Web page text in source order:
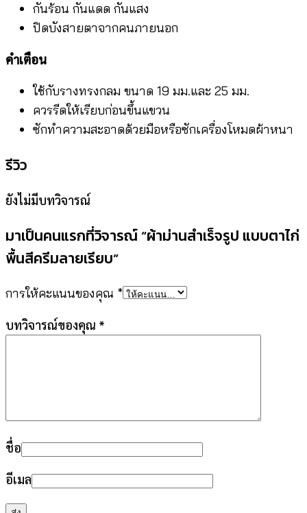
กันร้อน กันแดด กันแสง
ปิดบังสายตาจากคนภายนอก
คำเตือน
ใช้กับรางทรงกลม ขนาด 19 มม.และ 25 มม.
ควรรีดให้เรียบก่อนขึ้นแขวน
ซักทำความสะอาดด้วยมือหรือซักเครื่องโหมดผ้าหนา
รีวิว
ยังไม่มีบทวิจารณ์
มาเป็นคนแรกที่วิจารณ์ “ผ้าม่านสำเร็จรูป แบบตาไก่
พื้นสีครีมลายเรียบ”
การให้คะแนนของคุณ *
บทวิจารณ์ของคุณ *
ชื่อ
อีเมล